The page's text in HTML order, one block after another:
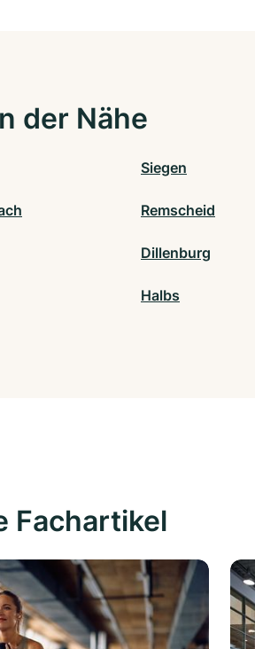
der Nähe
Siegen
Remscheid
Dillenburg
Halbs
Fachartikel